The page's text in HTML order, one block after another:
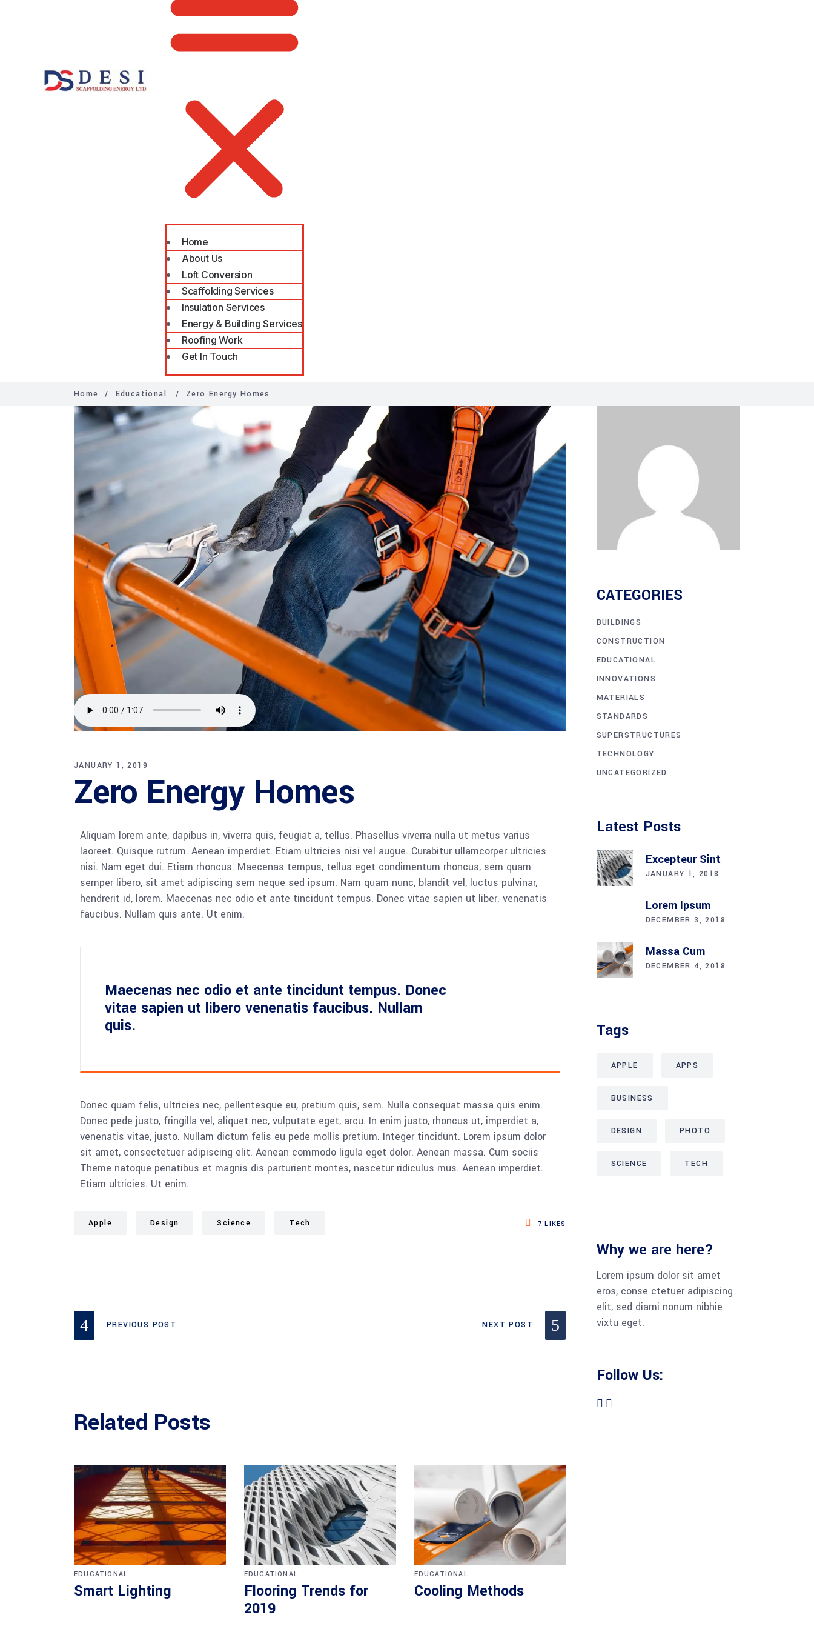
Home
About Us
Loft Conversion
Scaffolding Services
Insulation Services
Energy & Building Services
Roofing Work
Get In Touch
Home / Educational / Zero Energy Homes
JANUARY 1, 2019
Zero Energy Homes
Aliquam lorem ante, dapibus in, viverra quis, feugiat a, tellus. Phasellus viverra nulla ut metus varius
laoreet. Quisque rutrum. Aenean imperdiet. Etiam ultricies nisi vel augue. Curabitur ullamcorper ultricies
nisi. Nam eget dui. Etiam rhoncus. Maecenas tempus, tellus eget condimentum rhoncus, sem quam
semper libero, sit amet adipiscing sem neque sed ipsum. Nam quam nunc, blandit vel, luctus pulvinar,
hendrerit id, lorem. Maecenas nec odio et ante tincidunt tempus. Donec vitae sapien ut liber. venenatis
faucibus. Nullam quis ante. Ut enim.
Maecenas nec odio et ante tincidunt tempus. Donec
vitae sapien ut libero venenatis faucibus. Nullam
quis.
Donec quam felis, ultricies nec, pellentesque eu, pretium quis, sem. Nulla consequat massa quis enim.
Donec pede justo, fringilla vel, aliquet nec, vulputate eget, arcu. In enim justo, rhoncus ut, imperdiet a,
venenatis vitae, justo. Nullam dictum felis eu pede mollis pretium. Integer tincidunt. Lorem ipsum dolor
sit amet, consectetuer adipiscing elit. Aenean commodo ligula eget dolor. Aenean massa. Cum sociis
Theme natoque penatibus et magnis dis parturient montes, nascetur ridiculus mus. Aenean imperdiet.
Etiam ultricies. Ut enim.
Apple Design Science Tech 7 LIKES
PREVIOUS POST NEXT POST
Related Posts
EDUCATIONAL
Smart Lighting
EDUCATIONAL
Flooring Trends for
2019
EDUCATIONAL
Cooling Methods
CATEGORIES
BUILDINGS
CONSTRUCTION
EDUCATIONAL
INNOVATIONS
MATERIALS
STANDARDS
SUPERSTRUCTURES
TECHNOLOGY
UNCATEGORIZED
Latest Posts
Excepteur Sint
JANUARY 1, 2018
Lorem Ipsum
DECEMBER 3, 2018
Massa Cum
DECEMBER 4, 2018
Tags
APPLE APPS
BUSINESS
DESIGN PHOTO
SCIENCE TECH
Why we are here?
Lorem ipsum dolor sit amet
eros, conse ctetuer adipiscing
elit, sed diami nonum nibhie
vixtu eget.
Follow Us: